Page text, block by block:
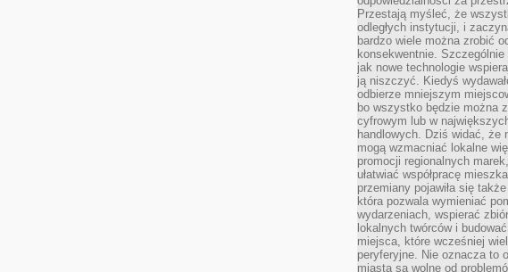
Przestają myśleć, że
odległych instytucji, i
bardzo wiele można zrobić
konsekwentnie.
jak nowe technologie
ją niszczyć. Kiedyś
odbierze mniejszym
bo wszystko będzie można
cyfrowym lub w
handlowych. Dziś widać, że
mogą wzmacniać lokalne
promocji regionalnych
ułatwiać współpracę
przemiany pojawiła się także
która pozwala wymieniać
wydarzeniach, wspierać
lokalnych twórców i
miejsca, które wcześniej
peryferyjne. Nie oznacza to
miasta są wolne od